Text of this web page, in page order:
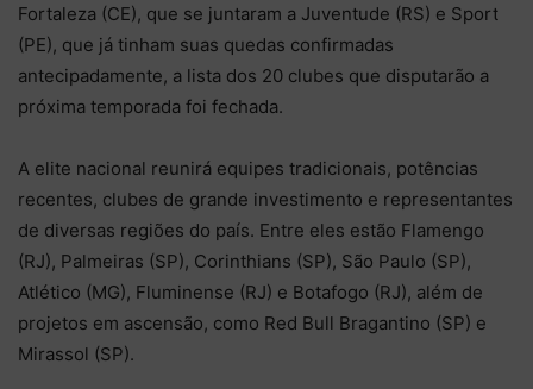
Fortaleza (CE), que se juntaram a Juventude (RS) e Sport
(PE), que já tinham suas quedas confirmadas
antecipadamente, a lista dos 20 clubes que disputarão a
próxima temporada foi fechada.
A elite nacional reunirá equipes tradicionais, potências
recentes, clubes de grande investimento e representantes
de diversas regiões do país. Entre eles estão Flamengo
(RJ), Palmeiras (SP), Corinthians (SP), São Paulo (SP),
Atlético (MG), Fluminense (RJ) e Botafogo (RJ), além de
projetos em ascensão, como Red Bull Bragantino (SP) e
Mirassol (SP).